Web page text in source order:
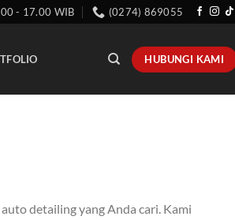
- 17.00 WIB (0274) 869055
HUBUNGI KAMI
detailing yang Anda cari. Kami